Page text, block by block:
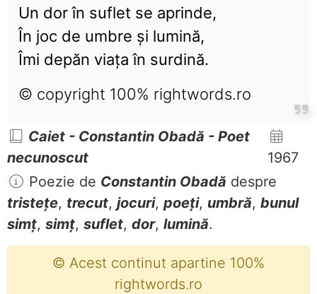
Un dor în suflet se aprinde,
În joc de umbre și lumină,
Îmi depăn viața în surdină.
© copyright 100% rightwords.ro
Caiet - Constantin Obadă - Poet
necunoscut
1967
Poezie de Constantin Obadă despre
tristețe, trecut, jocuri, poeți, umbră, bunul
simț, simț, suflet, dor, lumină.
© Acest continut apartine 100%
rightwords.ro